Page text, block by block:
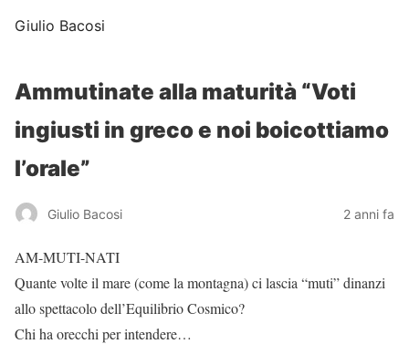
Giulio Bacosi
Ammutinate alla maturità “Voti
ingiusti in greco e noi boicottiamo
l’orale”
Giulio Bacosi 2 anni fa
AM-MUTI-NATI
Quante volte il mare (come la montagna) ci lascia “muti” dinanzi
allo spettacolo dell’Equilibrio Cosmico?
Chi ha orecchi per intendere…